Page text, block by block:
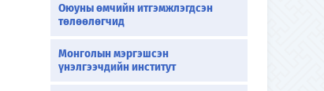
Оюуны өмчийн итгэмжлэгдсэн
төлөөлөгчид
Монголын мэргэшсэн
үнэлгээчдийн институт